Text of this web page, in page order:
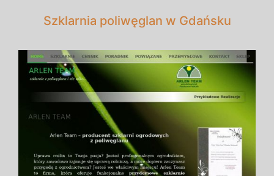
Szklarnia poliwęglan w Gdańsku